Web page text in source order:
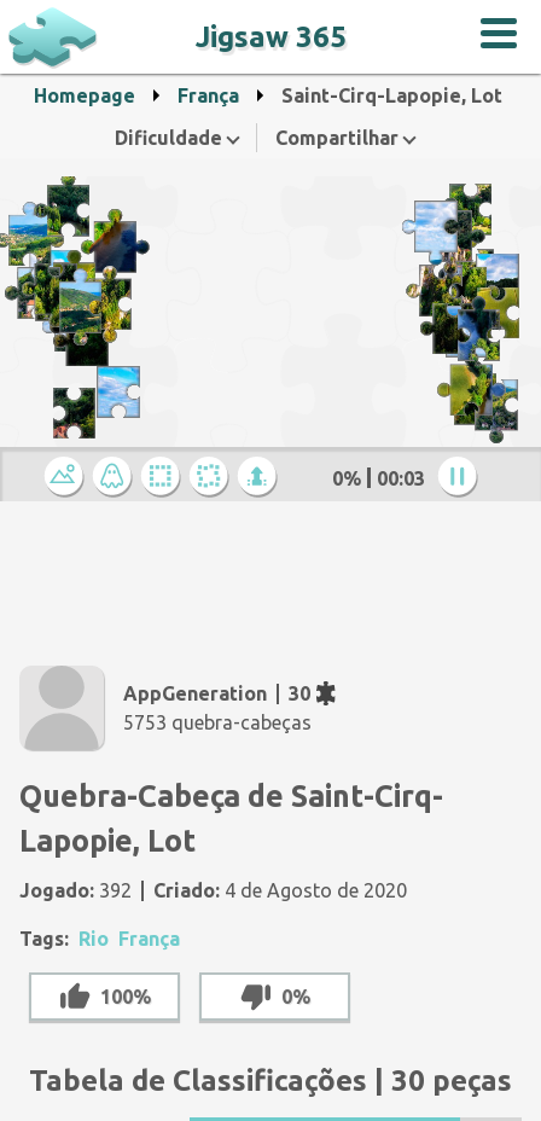
Jigsaw 365
Homepage França
Saint-Cirq-Lapopie, Lot
Dificuldade
Compartilhar
0% 00:04
AppGeneration
30
5753 quebra-cabeças
Quebra-Cabeça de Saint-Cirq-
Lapopie, Lot
Jogado: 392 Criado: 4 de Agosto de 2020
Tags: Rio França
100% 0%
Tabela de Classificações | 30 peças